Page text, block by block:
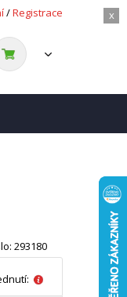
x
Registrace
/
293180